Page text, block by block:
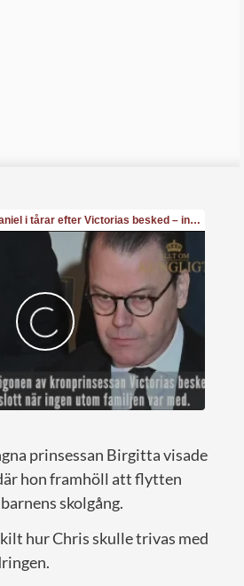
prinsessan Birgitta visade
hon framhöll att flytten
skolgång.
hur Chris skulle trivas med